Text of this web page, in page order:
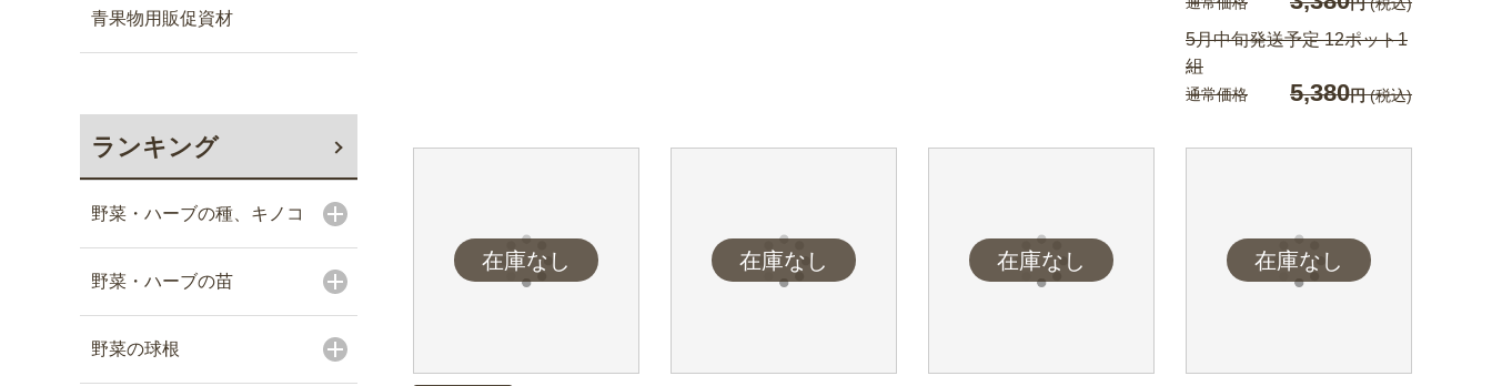
青果物用販促資材
ランキング
野菜・ハーブの種、キノコ
野菜・ハーブの苗
野菜の球根
5月中旬発送予定 12ポット1
組
通常価格 5,380円(税込)